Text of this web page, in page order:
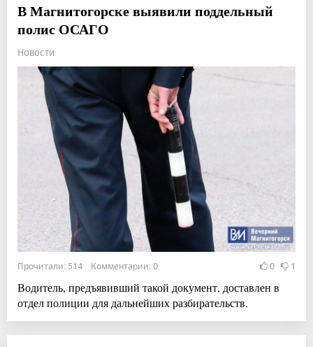
В Магнитогорске выявили поддельный
полис ОСАГО
Новости
Прочитали: 514 Комментарии: 0 0 1
Водитель, предъявивший такой документ, доставлен в
отдел полиции для дальнейших разбирательств.